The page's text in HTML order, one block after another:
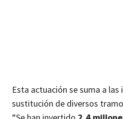
Esta actuación se suma a
sustitución de diversos